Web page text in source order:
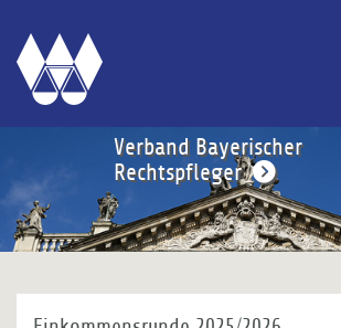
Verband Bayerischer
Rechtspfleger